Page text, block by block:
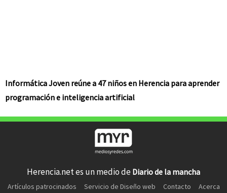
Informática Joven reúne a 47 niños en Herencia para aprender
programación e inteligencia artificial
Herencia.net es un medio de Diario de la mancha
Artículos patrocinados Servicio de Diseño web Contacto
Acerca